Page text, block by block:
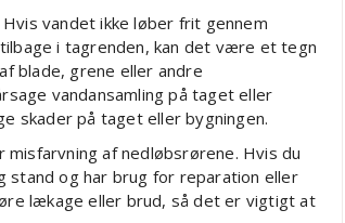
vandet ikke løber frit gennem
i tagrenden, kan det være et tegn
blade, grene eller andre
vandansamling på taget eller
skader på taget eller bygningen.
af nedløbsrørene. Hvis du
stand og har brug for reparation eller
lækage eller brud, så det er vigtigt at